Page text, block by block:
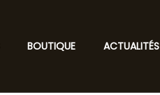
BOUTIQUE ACTUALITÉS